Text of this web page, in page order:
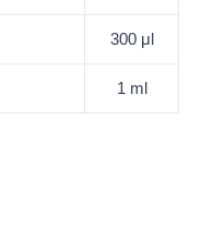
300 μl
1 ml